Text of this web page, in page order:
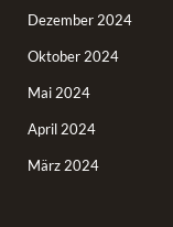
Dezember 2024
Oktober 2024
Mai 2024
April 2024
März 2024